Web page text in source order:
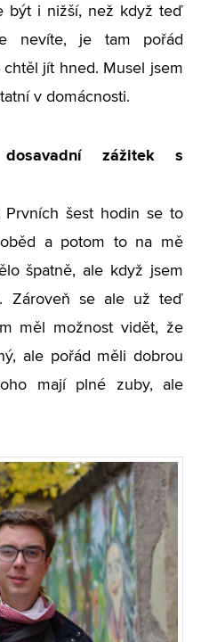
být i nižší, než když teď
nevíte, je tam pořád
jít hned. Musel jsem
v domácnosti.
zážitek s
Prvních šest hodin se to
a potom to na mě
špatně, ale když jsem
Zároveň se ale už teď
měl možnost vidět, že
ale pořád měli dobrou
mají plné zuby, ale